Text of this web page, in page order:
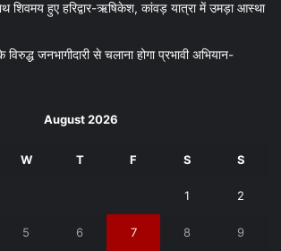
हुए हरिद्वार-ऋषिकेश, कांवड़ यात्रा में उमड़ा आस्था
जनभागीदारी से चलाना होगा प्रभावी अभियान-
August 2026
W T F S S
1 2
5 6 7 8 9